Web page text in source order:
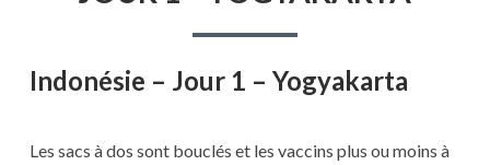
–
Indonésie – Jour 1 – Yogyakarta
Les sacs à dos sont bouclés et les vaccins plus ou moins à